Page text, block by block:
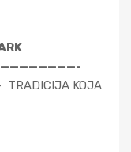
TRADICIJA KOJA